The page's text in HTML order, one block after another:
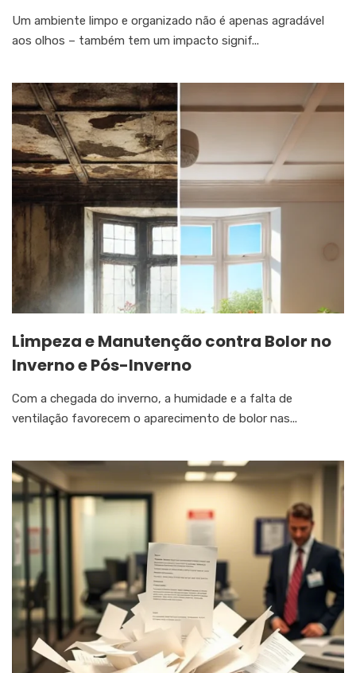
Um ambiente limpo e organizado não é apenas agradável
aos olhos – também tem um impacto signif...
Limpeza e Manutenção contra Bolor no
Inverno e Pós-Inverno
Com a chegada do inverno, a humidade e a falta de
ventilação favorecem o aparecimento de bolor nas...